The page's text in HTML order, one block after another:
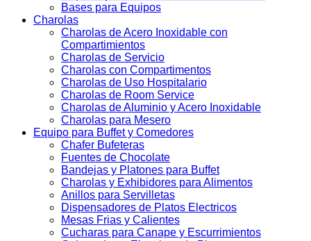
Bases para Equipos
Charolas
Charolas de Acero Inoxidable con
Compartimientos
Charolas de Servicio
Charolas con Compartimentos
Charolas de Uso Hospitalario
Charolas de Room Service
Charolas de Aluminio y Acero Inoxidable
Charolas para Mesero
Equipo para Buffet y Comedores
Chafer Bufeteras
Fuentes de Chocolate
Bandejas y Platones para Buffet
Charolas y Exhibidores para Alimentos
Anillos para Servilletas
Dispensadores de Platos Electricos
Mesas Frias y Calientes
Cucharas para Canape y Escurrimientos